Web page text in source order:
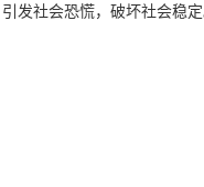
发社会恐慌，破坏社会稳定